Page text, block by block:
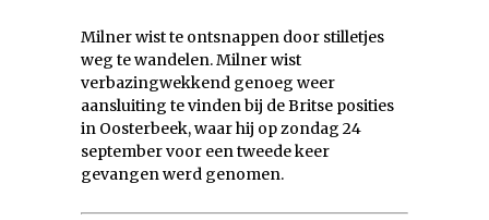
Milner wist te ontsnappen door stilletjes
weg te wandelen. Milner wist
verbazingwekkend genoeg weer
aansluiting te vinden bij de Britse posities
in Oosterbeek, waar hij op zondag 24
september voor een tweede keer
gevangen werd genomen.